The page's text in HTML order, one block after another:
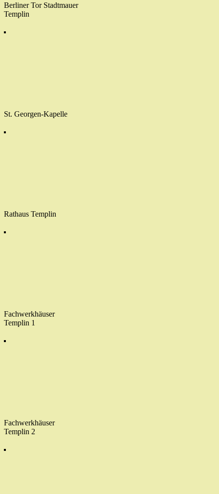
Berliner Tor Stadtmauer
Templin
St. Georgen-Kapelle
Rathaus Templin
Fachwerkhäuser
Templin 1
Fachwerkhäuser
Templin 2